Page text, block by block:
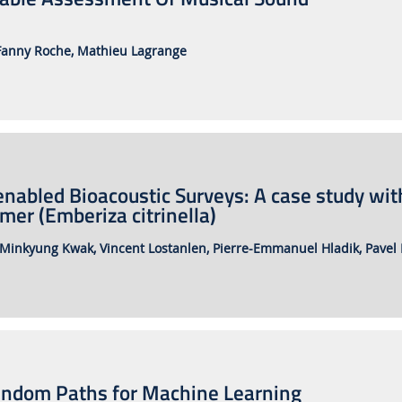
Roche, Mathieu Lagrange
Bioacoustic Surveys: A case study
(Emberiza citrinella)
Kwak, Vincent Lostanlen, Pierre-Emmanuel Hladik,
Paths for Machine Learning